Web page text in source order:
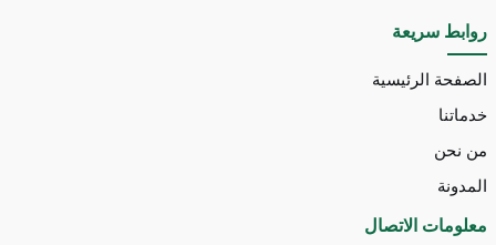
روابط سريعة
الصفحة الرئيسية
خدماتنا
من نحن
المدونة
معلومات الاتصال